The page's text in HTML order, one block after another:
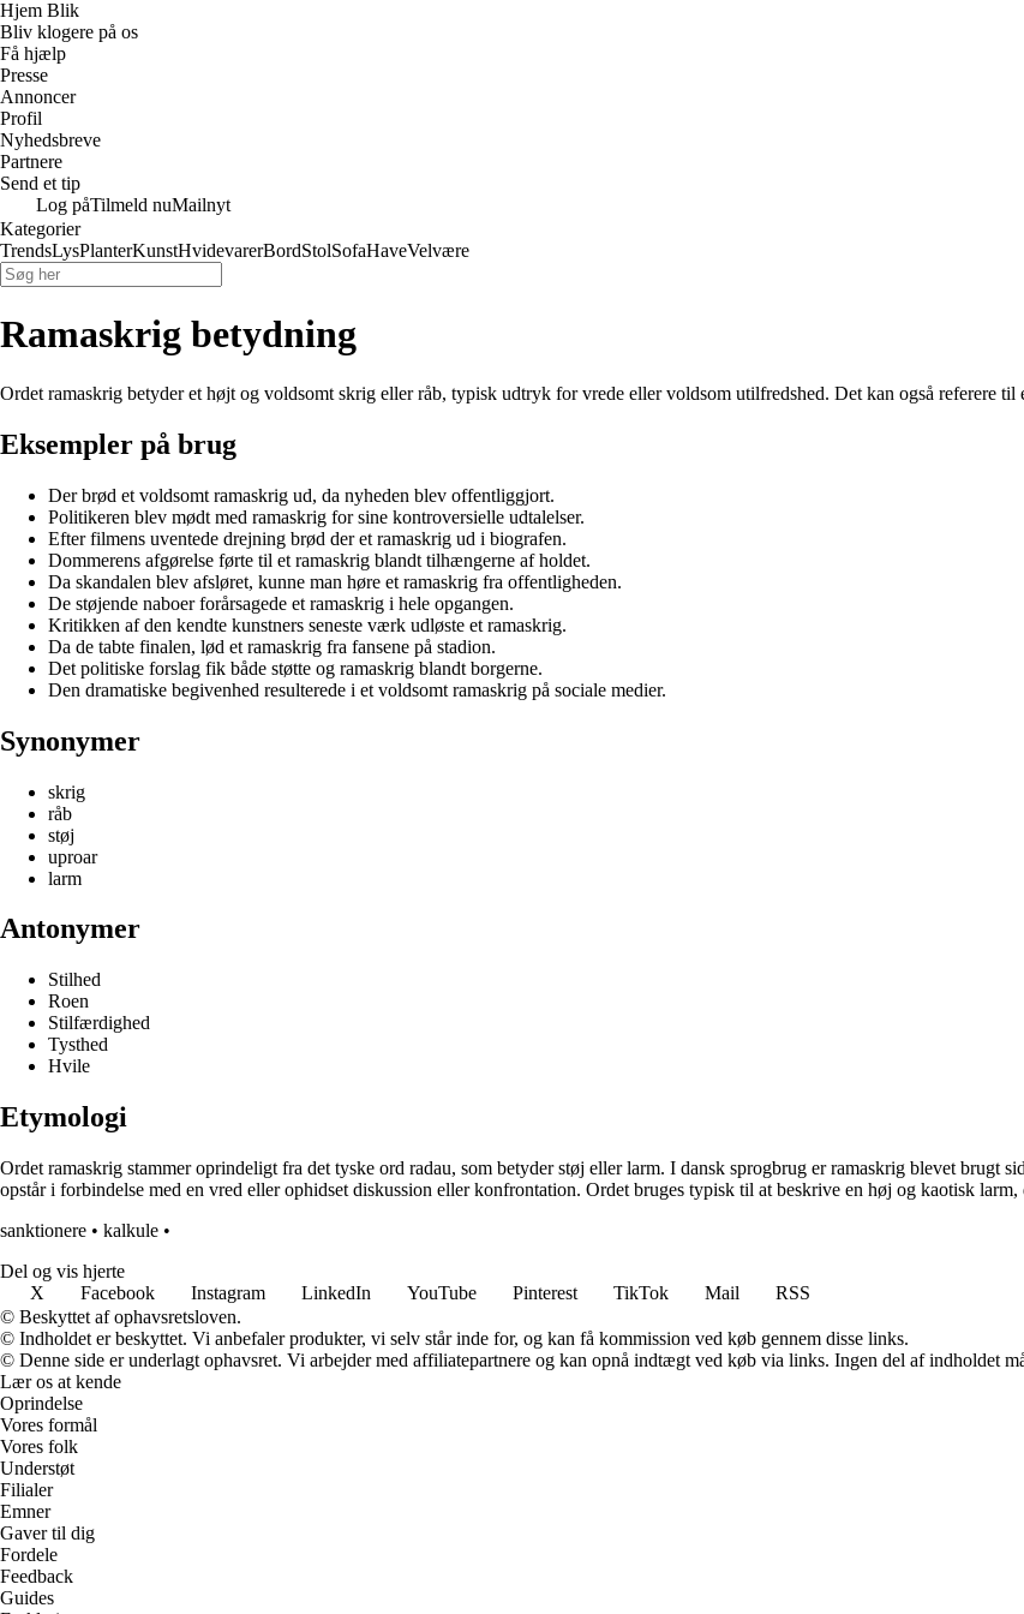
Hjem Blik
Bliv klogere på os
Få hjælp
Presse
Annoncer
Profil
Nyhedsbreve
Partnere
Send et tip
Log påTilmeld nuMailnyt
Kategorier
TrendsLysPlanterKunstHvidevarerBordStolSofaHaveVelvære
Ramaskrig betydning
Ordet ramaskrig betyder et højt og voldsomt skrig eller råb, typisk udtryk for vrede eller voldsom utilfredshed. Det kan også referere til
Eksempler på brug
Der brød et voldsomt ramaskrig ud, da nyheden blev offentliggjort.
Politikeren blev mødt med ramaskrig for sine kontroversielle udtalelser.
Efter filmens uventede drejning brød der et ramaskrig ud i biografen.
Dommerens afgørelse førte til et ramaskrig blandt tilhængerne af holdet.
Da skandalen blev afsløret, kunne man høre et ramaskrig fra offentligheden.
De støjende naboer forårsagede et ramaskrig i hele opgangen.
Kritikken af den kendte kunstners seneste værk udløste et ramaskrig.
Da de tabte finalen, lød et ramaskrig fra fansene på stadion.
Det politiske forslag fik både støtte og ramaskrig blandt borgerne.
Den dramatiske begivenhed resulterede i et voldsomt ramaskrig på sociale medier.
Synonymer
skrig
råb
støj
uproar
larm
Antonymer
Stilhed
Roen
Stilfærdighed
Tysthed
Hvile
Etymologi
Ordet ramaskrig stammer oprindeligt fra det tyske ord radau, som betyder støj eller larm. I dansk sprogbrug er ramaskrig blevet brugt
opstår i forbindelse med en vred eller ophidset diskussion eller konfrontation. Ordet bruges typisk til at beskrive en høj og kaotisk
sanktionere • kalkule •
Del og vis hjerte
X
Facebook Instagram LinkedIn YouTube Pinterest TikTok Mail
RSS
© Beskyttet af ophavsretsloven.
© Indholdet er beskyttet. Vi anbefaler produkter, vi selv står inde for, og kan få kommission ved køb gennem disse links.
© Denne side er underlagt ophavsret. Vi arbejder med affiliatepartnere og kan opnå indtægt ved køb via links. Ingen del af indholdet
Lær os at kende
Oprindelse
Vores formål
Vores folk
Understøt
Filialer
Emner
Gaver til dig
Fordele
Feedback
Guides